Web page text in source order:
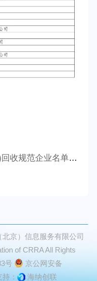
规范企业名单的通知
北京）信息服务有限公司
of CRRA All Rights
号
京公网安备
： 海纳创联